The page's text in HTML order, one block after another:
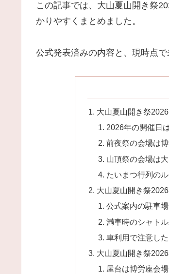
この記事では、大山夏山開き祭
かりやすくまとめました。
公式発表済みの内容と、現時点
大山夏山開き祭
2026年の開催日
前夜祭の会場は
山頂祭の会場は大
たいまつ行列の
大山夏山開き祭
公式案内の駐車
満車時のシャト
車利用で注意し
大山夏山開き祭
屋台は博労座会